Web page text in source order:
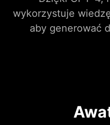
wykorzystuje
aby generować